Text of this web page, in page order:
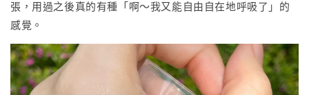
張，用過之後真的有種「啊～我又能自由自在地呼吸了」的
感覺。